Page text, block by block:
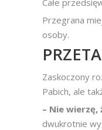
Całe
Przegrana
osoby.
Zaskoczony
Pabich, ale
– Nie wierzę,
dwukrotnie